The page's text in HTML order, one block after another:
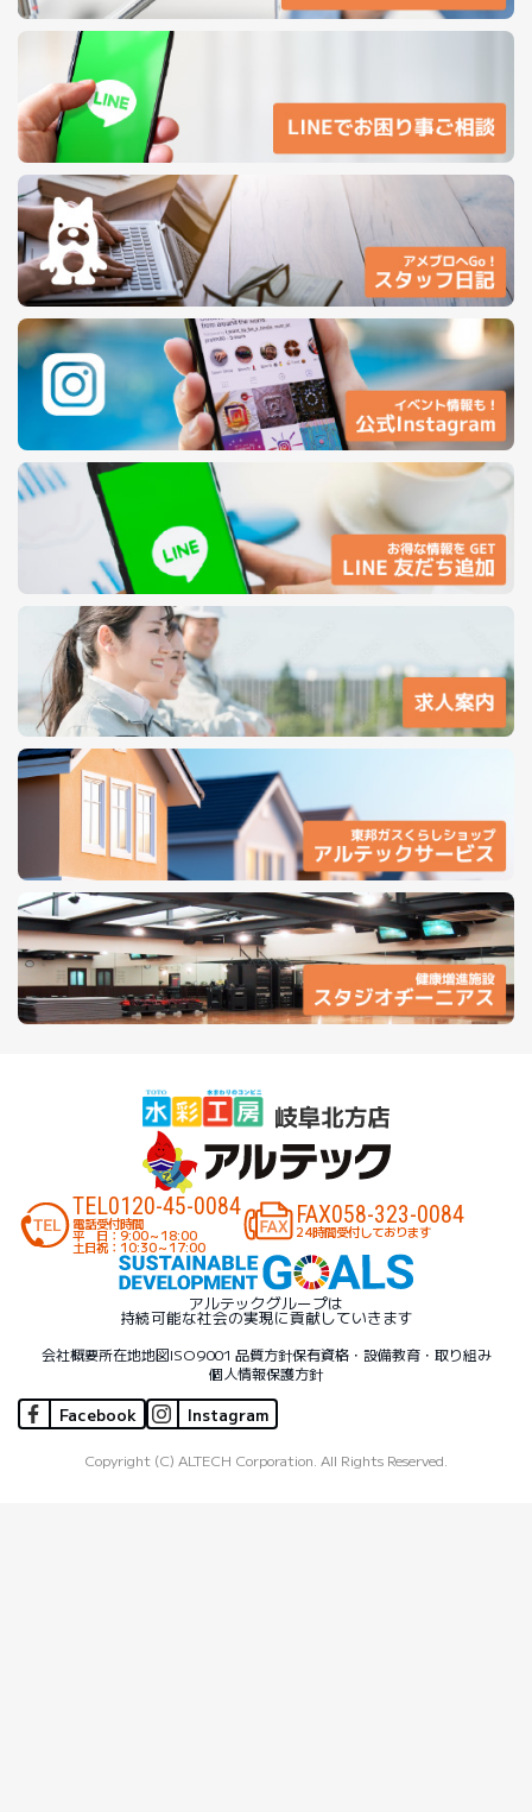
TEL0120-45-0084
電話受付時間
平 日：9:00～18:00
土日祝：10:30～17:00
FAX058-323-0084
24時間受付しております
アルテックグループは
持続可能な社会の実現に貢献していきます
会社概要所在地地図ISO9001 品質方針保有資格・設備教育・取り組み
個人情報保護方針
Facebook Instagram
Copyright (C) ALTECH Corporation. All Rights Reserved.